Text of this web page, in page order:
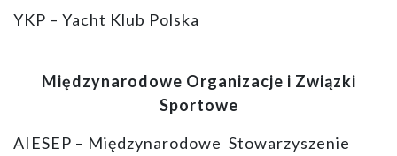
YKP – Yacht Klub Polska
Międzynarodowe Organizacje i Związki
Sportowe
AIESEP – Międzynarodowe Stowarzyszenie